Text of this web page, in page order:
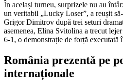
În același turneu, surprizele nu au
un veritabil „Lucky Loser”, a reușit
Grigor Dimitrov după trei seturi
asemenea, Elina Svitolina a trecut
6-1, o demonstrație de forță executată
România prezentă pe
internaționale